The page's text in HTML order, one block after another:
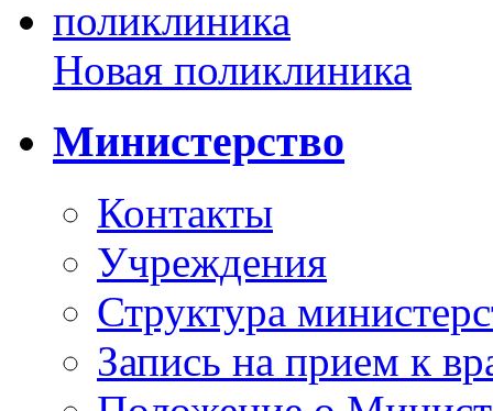
Новая поликлиника
Министерство
Контакты
Учреждения
Структура
Запись на прием к